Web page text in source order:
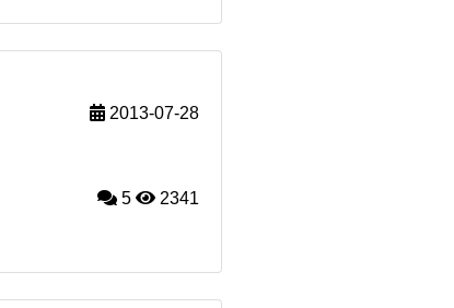
2013-07-28
5 2341